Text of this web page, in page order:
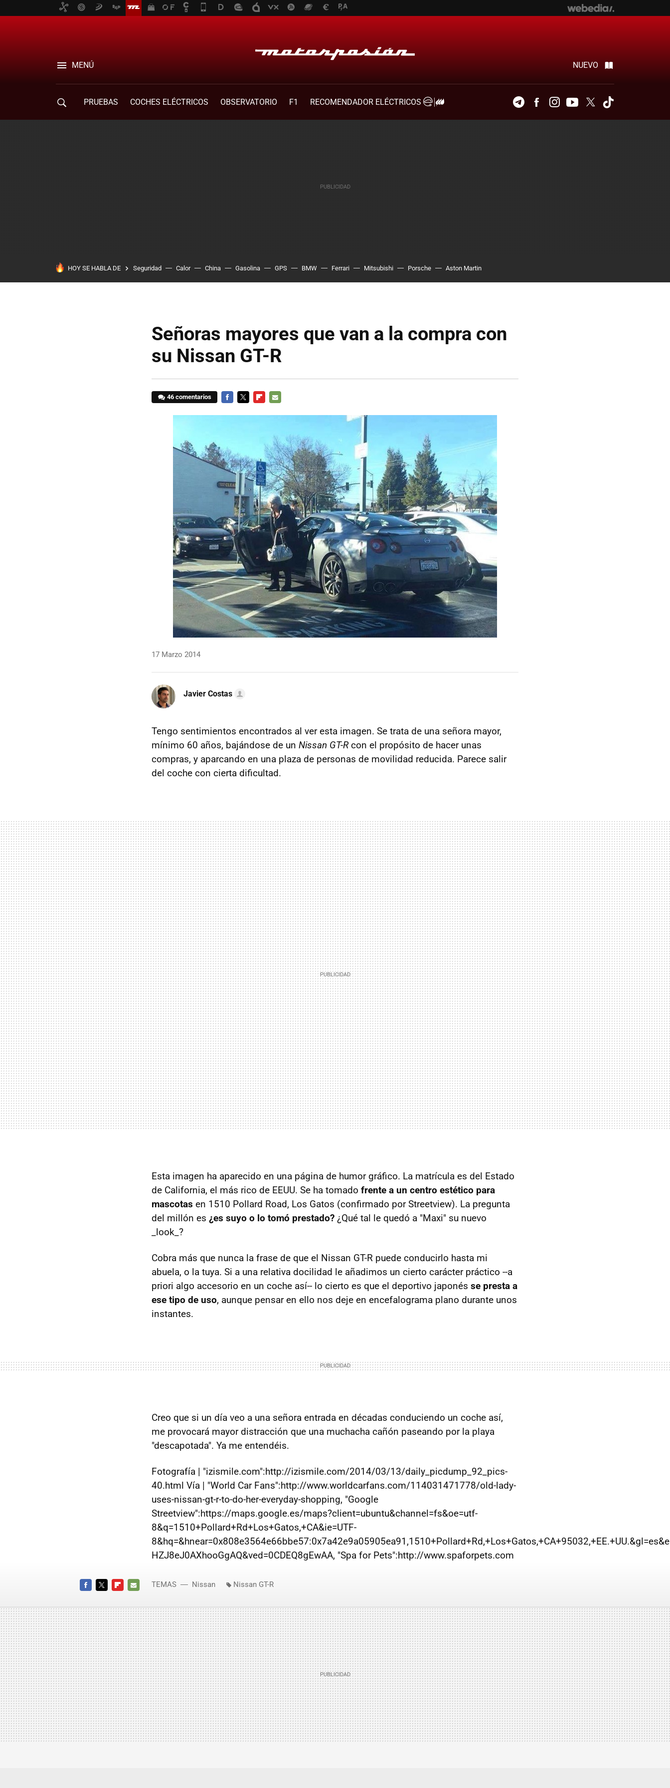
MENÚ NUEVO
PRUEBAS COCHES ELÉCTRICOS OBSERVATORIO F1
RECOMENDADOR ELÉCTRICOS
TelegramFacebookInstagramYoutubeTwitter
HOY SE HABLA DE Seguridad Calor China Gasolina GPS BMW Ferrari Mitsubishi Porsche Aston Martin
Señoras mayores que van a la compra con
su Nissan GT-R
46 comentarios
17 Marzo 2014
Javier Costas
Tengo sentimientos encontrados al ver esta imagen. Se trata de una señora mayor,
mínimo 60 años, bajándose de un Nissan GT-Rcon el propósito de hacer unas
compras, y aparcando en una plaza de personas de movilidad reducida. Parece salir
del coche con cierta dificultad.
Esta imagen ha aparecido en una página de humor gráfico. La matrícula es del Estado
de California, el más rico de EEUU. Se ha tomado frente a un centro estético para
mascotas en 1510 Pollard Road, Los Gatos (confirmado por Streetview). La pregunta
del millón es ¿es suyo o lo tomó prestado? ¿Qué tal le quedó a "Maxi" su nuevo
_look_?
Cobra más que nunca la frase de que el Nissan GT-R puede conducirlo hasta mi
abuela, o la tuya. Si a una relativa docilidad le añadimos un cierto carácter práctico --a
priori algo accesorio en un coche así-- lo cierto es que el deportivo japonés se presta a
ese tipo de uso, aunque pensar en ello nos deje en encefalograma plano durante unos
instantes.
Creo que si un día veo a una señora entrada en décadas conduciendo un coche así,
me provocará mayor distracción que una muchacha cañón paseando por la playa
"descapotada". Ya me entendéis.
Fotografía | "izismile.com":http://izismile.com/2014/03/13/daily_picdump_92_pics-
40.html Vía | "World Car Fans":http://www.worldcarfans.com/114031471778/old-lady-
uses-nissan-gt-r-to-do-her-everyday-shopping, "Google
Streetview":https://maps.google.es/maps?client=ubuntu&channel=fs&oe=utf-
8&q=1510+Pollard+Rd+Los+Gatos,+CA&ie=UTF-
HZJ8eJ0AXhooGgAQ&ved=0CDEQ8gEwAA, "Spa for Pets":http://www.spaforpets.com
MAIL
TEMAS Nissan Nissan GT-R